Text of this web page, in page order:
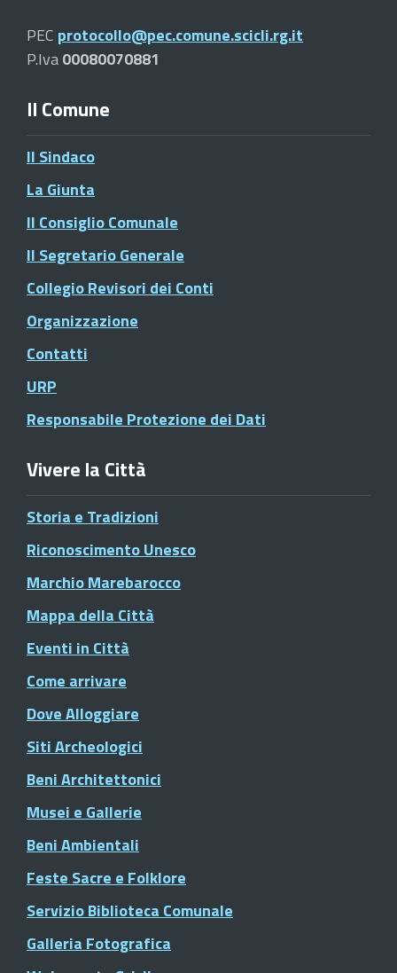
PEC protocollo@pec.comune.scicli.rg.it
P.Iva00080070881
Il Comune
Il Sindaco
La Giunta
Il Consiglio Comunale
Il Segretario Generale
Collegio Revisori dei Conti
Organizzazione
Contatti
URP
Responsabile Protezione dei Dati
Vivere la Città
Storia e Tradizioni
Riconoscimento Unesco
Marchio Marebarocco
Mappa della Città
Eventi in Città
Come arrivare
Dove Alloggiare
Siti Archeologici
Beni Architettonici
Musei e Gallerie
Beni Ambientali
Feste Sacre e Folklore
Servizio Biblioteca Comunale
Galleria Fotografica